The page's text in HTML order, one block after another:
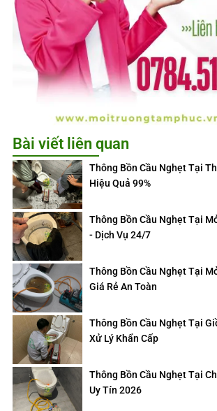
Bài viết liên quan
Thông Bồn Cầu Nghẹt Tại
Hiệu Quả 99%
Thông Bồn Cầu Nghẹt Tại
- Dịch Vụ 24/7
Thông Bồn Cầu Nghẹt Tại
Giá Rẻ An Toàn
Thông Bồn Cầu Nghẹt Tại
Xử Lý Khẩn Cấp
Thông Bồn Cầu Nghẹt Tại
Uy Tín 2026